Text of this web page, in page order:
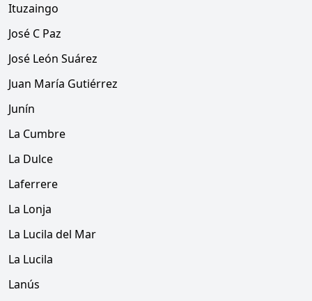
Ituzaingo
José C Paz
José León Suárez
Juan María Gutiérrez
Junín
La Cumbre
La Dulce
Laferrere
La Lonja
La Lucila del Mar
La Lucila
Lanús